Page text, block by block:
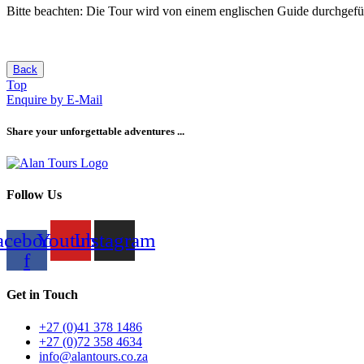
Bitte beachten: Die Tour wird von einem englischen Guide
Back
Top
Enquire by E-Mail
Share your unforgettable adventures ...
Follow Us
f
YoutubeInstagram
Get in Touch
+27 (0)41 378 1486
+27 (0)72 358 4634
info@alantours.co.za